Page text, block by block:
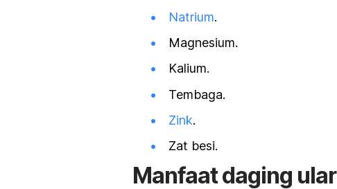
Natrium.
Magnesium.
Kalium.
Tembaga.
Zink.
Zat besi.
Manfaat daging ular